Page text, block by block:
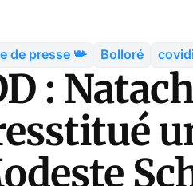
de presse 📯 Bolloré
: